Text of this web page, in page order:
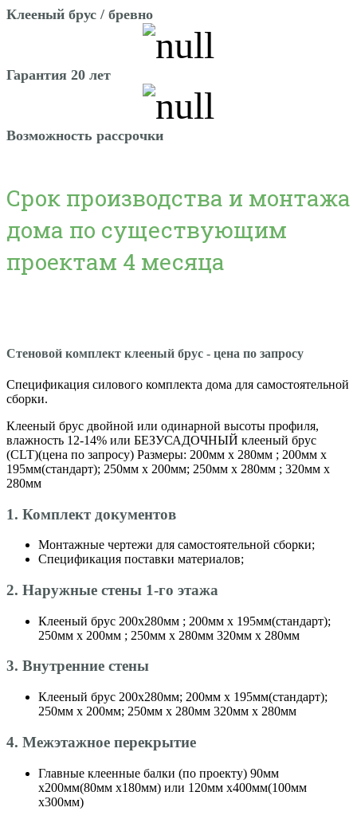
Клееный брус / бревно
Гарантия 20 лет
Возможность рассрочки
Срок производства и монтажа
дома по существующим
проектам 4 месяца
Стеновой комплект клееный брус - цена по запросу
Спецификация силового комплекта дома для самостоятельной
сборки.
Клееный брус двойной или одинарной высоты профиля,
влажность 12-14% или БЕЗУСАДОЧНЫЙ клееный брус
(CLT)(цена по запросу) Размеры: 200мм х 280мм ; 200мм х
195мм(стандарт); 250мм х 200мм; 250мм х 280мм ; 320мм х
280мм
1. Комплект документов
Монтажные чертежи для самостоятельной сборки;
Спецификация поставки материалов;
2. Наружные стены 1-го этажа
Клееный брус 200х280мм ; 200мм х 195мм(стандарт);
250мм х 200мм ; 250мм х 280мм 320мм х 280мм
3. Внутренние стены
Клееный брус 200х280мм; 200мм х 195мм(стандарт);
250мм х 200мм; 250мм х 280мм 320мм х 280мм
4. Межэтажное перекрытие
Главные клеенные балки (по проекту) 90мм
х200мм(80мм х180мм) или 120мм х400мм(100мм
х300мм)